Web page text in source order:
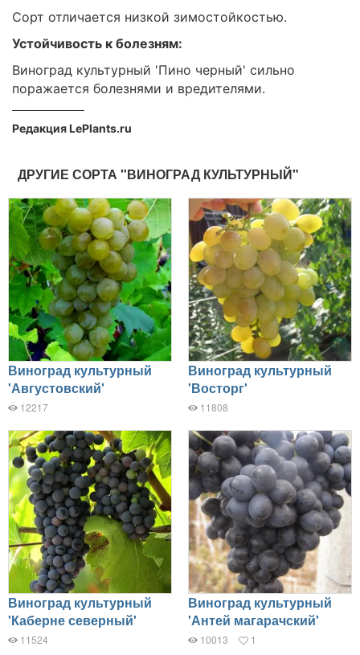
Сорт отличается низкой зимостойкостью.
Устойчивость к болезням:
Виноград культурный 'Пино черный' сильно
поражается болезнями и вредителями.
Редакция LePlants.ru
ДРУГИЕ СОРТА "ВИНОГРАД КУЛЬТУРНЫЙ"
Виноград культурный
'Августовский'
12217
Виноград культурный
'Восторг'
11808
Виноград культурный
'Каберне северный'
11524
Виноград культурный
'Антей магарачский'
10013 1